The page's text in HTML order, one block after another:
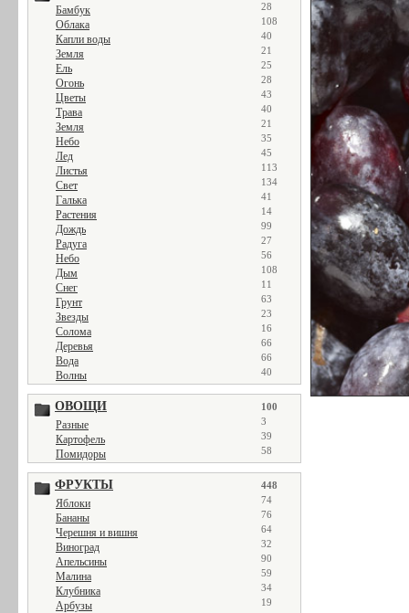
Бамбук 28
Облака 108
Капли воды 40
Земля 21
Ель 25
Огонь 28
Цветы 43
Трава 40
Земля 21
Небо 35
Лед 45
Листья 113
Свет 134
Галька 41
Растения 14
Дождь 99
Радуга 27
Небо 56
Дым 108
Снег 11
Грунт 63
Звезды 23
Солома 16
Деревья 66
Вода 66
Волны 40
ОВОЩИ 100
Разные 3
Картофель 39
Помидоры 58
ФРУКТЫ 448
Яблоки 74
Бананы 76
Черешня и вишня 64
Виноград 32
Апельсины 90
Малина 59
Клубника 34
Арбузы 19